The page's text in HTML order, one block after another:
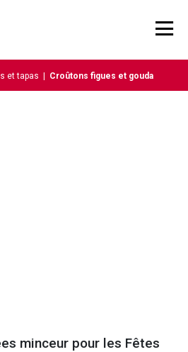
et tapas Croûtons figues et gouda
minceur pour les Fêtes